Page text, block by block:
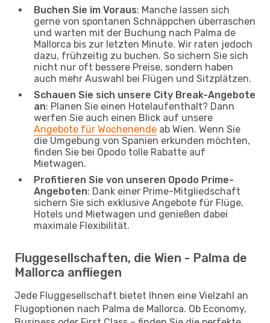
Buchen Sie im Voraus: Manche lassen sich
gerne von spontanen Schnäppchen überraschen
und warten mit der Buchung nach Palma de
Mallorca bis zur letzten Minute. Wir raten jedoch
dazu, frühzeitig zu buchen. So sichern Sie sich
nicht nur oft bessere Preise, sondern haben
auch mehr Auswahl bei Flügen und Sitzplätzen.
Schauen Sie sich unsere City Break-Angebote
an: Planen Sie einen Hotelaufenthalt? Dann
werfen Sie auch einen Blick auf unsere
Angebote für Wochenende ab Wien. Wenn Sie
die Umgebung von Spanien erkunden möchten,
finden Sie bei Opodo tolle Rabatte auf
Mietwagen.
Profitieren Sie von unseren Opodo Prime-
Angeboten: Dank einer Prime-Mitgliedschaft
sichern Sie sich exklusive Angebote für Flüge,
Hotels und Mietwagen und genießen dabei
maximale Flexibilität.
Fluggesellschaften, die Wien - Palma de
Mallorca anfliegen
Jede Fluggesellschaft bietet Ihnen eine Vielzahl an
Flugoptionen nach Palma de Mallorca. Ob Economy,